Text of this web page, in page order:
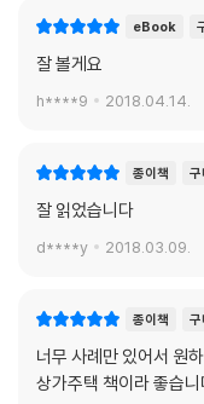
eBook
잘 볼게요
h****9 2018.04.14.
종이책 구
잘 읽었습니다
d****y 2018.03.09.
종이책 구
너무 사례만 있어서 원
상가주택 책이라 좋습니